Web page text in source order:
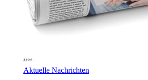
Aktuelle Nachrichten